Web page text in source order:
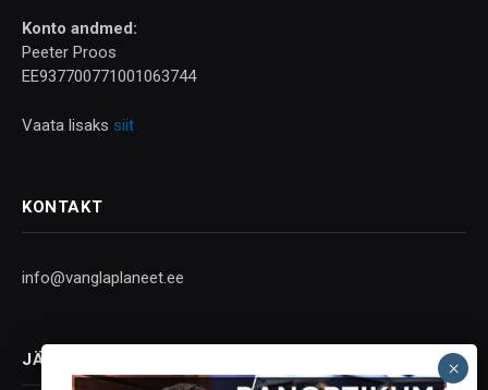
Konto andmed:
Peeter Proos
EE937700771001063744
Vaata lisaks siit
KONTAKT
info@vanglaplaneet.ee
JÄLGI SOTSIAALMEEDIAS